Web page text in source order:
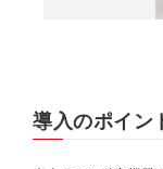
導入のポイン